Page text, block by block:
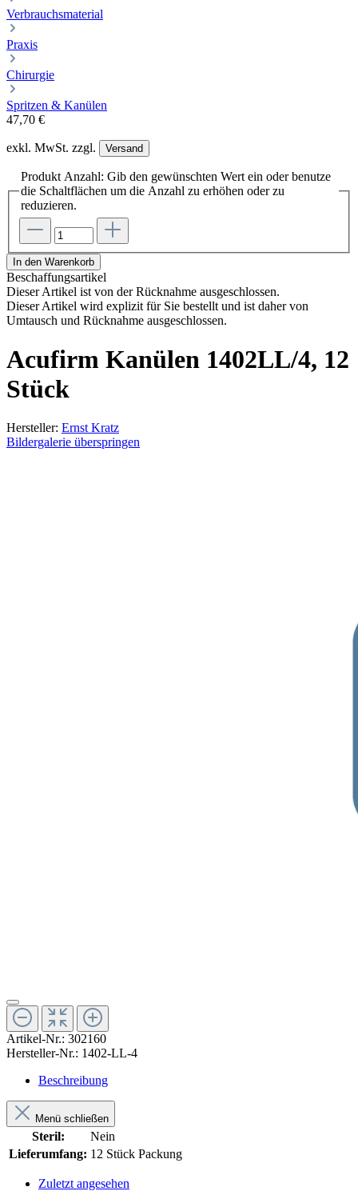
Verbrauchsmaterial
Praxis
Chirurgie
Spritzen & Kanülen
47,70 €
exkl. MwSt. zzgl. Versand
Produkt Anzahl: Gib den gewünschten Wert ein oder benutze
die Schaltflächen um die Anzahl zu erhöhen oder zu
reduzieren.
In den Warenkorb
Beschaffungsartikel
Dieser Artikel ist von der Rücknahme ausgeschlossen.
Dieser Artikel wird explizit für Sie bestellt und ist daher von
Umtausch und Rücknahme ausgeschlossen.
Acufirm Kanülen 1402LL/4, 12
Stück
Hersteller: Ernst Kratz
Bildergalerie überspringen
Artikel-Nr.: 302160
Hersteller-Nr.: 1402-LL-4
Beschreibung
Menü schließen
Steril:
Nein
Lieferumfang: 12 Stück Packung
Zuletzt angesehen